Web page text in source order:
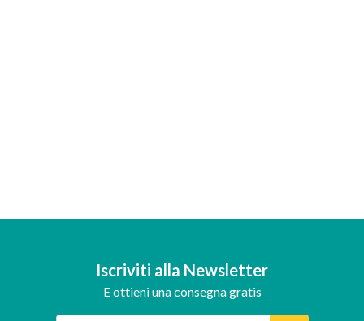
Iscriviti alla Newsletter
E ottieni una consegna gratis